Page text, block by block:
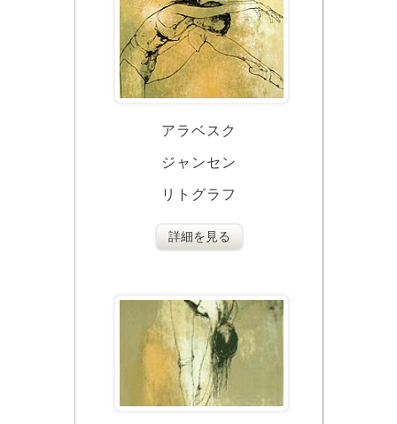
アラベスク
ジャンセン
リトグラフ
詳細を見る